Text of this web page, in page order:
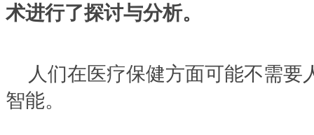
术进行了探讨与分析。
人们在医疗保健方面可能不需要
智能。